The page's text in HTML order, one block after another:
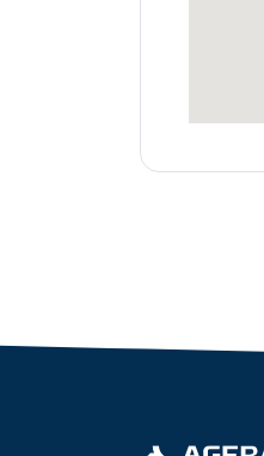
cta_box.sub_headline